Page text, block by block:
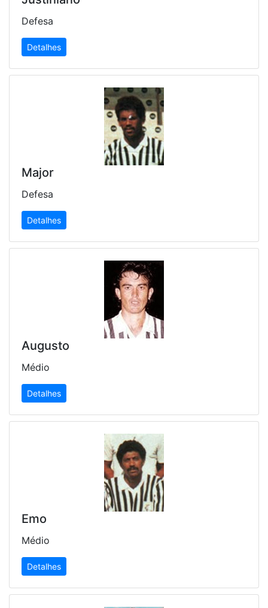
Defesa
Detalhes
Major
Defesa
Detalhes
Augusto
Médio
Detalhes
Emo
Médio
Detalhes